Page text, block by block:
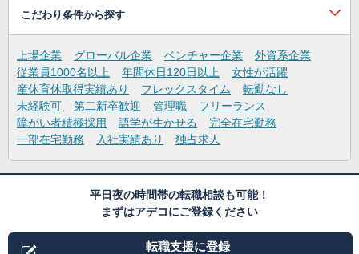
こだわり条件から探す
上場企業 グローバル企業 ベンチャー企業
外資系企業
従業員1000名以上
年間休日120日以上
女性が活躍
産休育休取得実績あり
フレックスタイム
転勤なし
未経験可
第二新卒歓迎 管理職
フリーランス
障がい者積極採用
語学が生かせる
完全在宅勤務
一部在宅勤務
入社実績あり 独占求人
平日夜の時間帯の転職相談も可能！
まずはアデコにご登録ください
転職支援に登録